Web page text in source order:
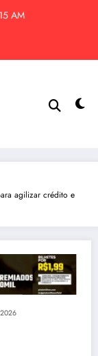
AM
agilizar crédito e